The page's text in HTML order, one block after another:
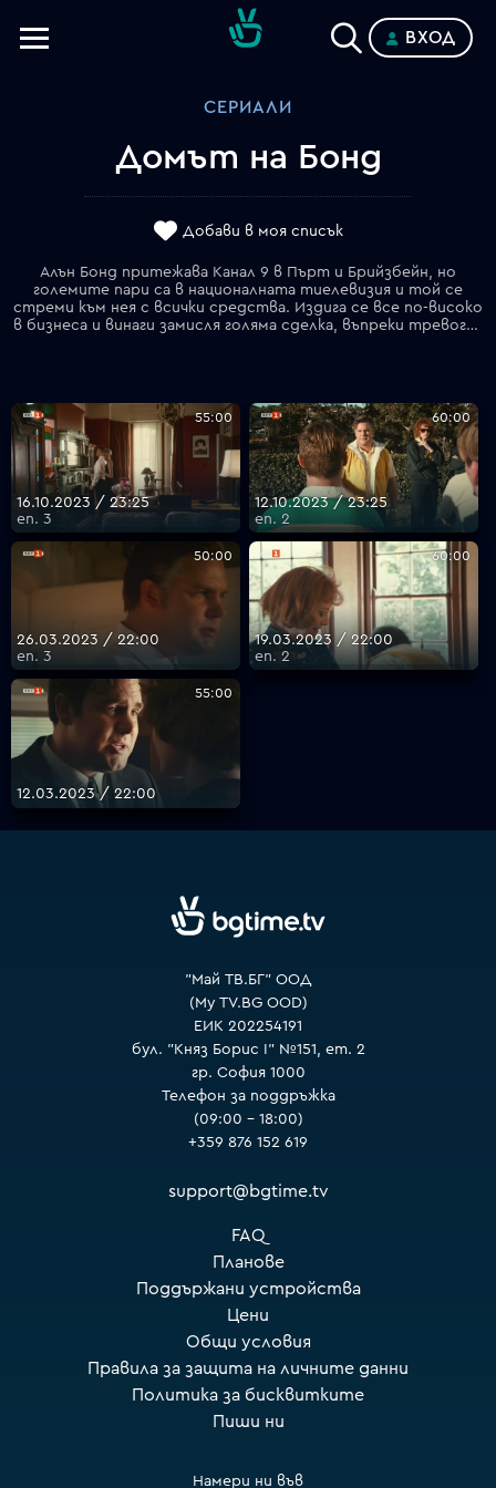
ВХОД
СЕРИАЛИ
Домът на Бонд
Добави в моя списък
Алън Бонд притежава Канал 9 в Пърт и Брийзбейн, но
големите пари са в националната тиелевизия и той се
стреми към нея с всички средства. Издига се все по-високо
в бизнеса и винаги замисля голяма сделка, въпреки тревогата на банките. Двамата с Даяна са постоянно заедно, а съпругата му нарочно привлича вниманието на медиите и обществото. Но на 29.10.1987 г законът за гравитацията удря Уолстрийт и финансовите пазари. Цените падат и Бонд е разорен. Заминава за Лондон да търси фирми с добри активи и "да се храни с трупове". Среща се с Тайни Роулънд, за да купи "Лонро". Банка "Ротуел" прекратява дейността си, а там са парите на Църквата, с които е свързана "Бонд Корпорейшън". За часове Бонд успява да инжектира 120 млн, но напразно, Айлийн го заплашва с развод. Алън печели време, за да подсигури бъдещето си.
55:00
16.10.2023 / 23:25
еп. 3
60:00
12.10.2023 / 23:25
еп. 2
50:00
26.03.2023 / 22:00
еп. 3
60:00
19.03.2023 / 22:00
еп. 2
55:00
12.03.2023 / 22:00
"Май ТВ.БГ" ООД
(My TV.BG OOD)
ЕИК 202254191
бул. "Княз Борис I" №151, ет. 2
гр. София 1000
Телефон за поддръжка
(09:00 – 18:00)
+359 876 152 619
support@bgtime.tv
FAQ
Планове
Поддържани устройства
Цени
Общи условия
Правила за защита на личните данни
Политика за бисквитките
Пиши ни
Намери ни във